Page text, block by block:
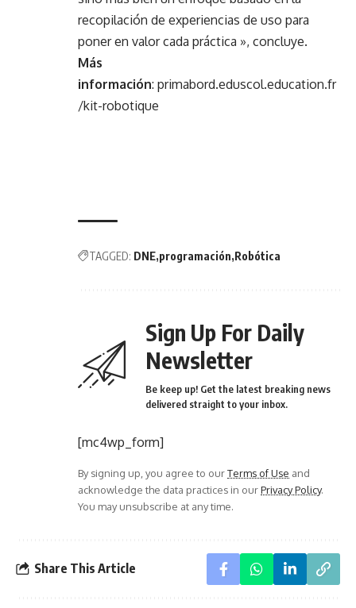
recopilación de experiencias de uso para
poner en valor cada práctica », concluye.
Más
información: primabord.eduscol.education.fr
/kit-robotique
TAGGED: DNE programación Robótica
Sign Up For Daily
Newsletter
Be keep up! Get the latest breaking news
delivered straight to your inbox.
[mc4wp_form]
By signing up, you agree to ourTerms of Use and
acknowledge the data practices in ourPrivacy Policy.
You may unsubscribe at any time.
Share This Article